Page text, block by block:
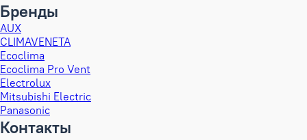
Бренды
AUX
CLIMAVENETA
Ecoclima
Ecoclima Pro Vent
Electrolux
Mitsubishi Electric
Panasonic
Контакты